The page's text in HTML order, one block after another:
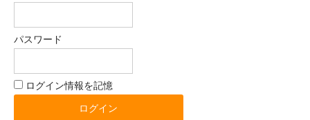
9万〜11万円
13万〜15万円
パスワード
ログイン情報を記憶